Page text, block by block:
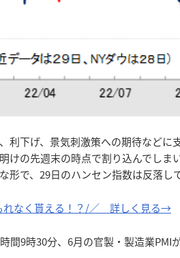
利下げ、景気刺激策への期待など
けの先週末の時点で割り込んでし
形で、29日のハンセン指数は反落し
れなく貰える！？/／ 詳しく見る→
間9時30分、6月の官製・製造業PMI